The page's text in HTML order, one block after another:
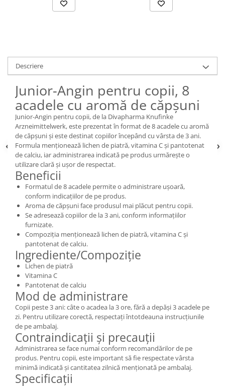
Descriere
Junior-Angin pentru copii, 8
acadele cu aromă de căpșuni
Junior-Angin pentru copii, de la Divapharma Knufinke
Arzneimittelwerk, este prezentat în format de 8 acadele cu aromă
de căpșuni și este destinat copiilor începând cu vârsta de 3 ani.
Formula menționează lichen de piatră, vitamina C și pantotenat
de calciu, iar administrarea indicată pe produs urmărește o
utilizare clară și ușor de respectat.
Beneficii
Formatul de 8 acadele permite o administrare ușoară,
conform indicațiilor de pe produs.
Aroma de căpșuni face produsul mai plăcut pentru copii.
Se adresează copiilor de la 3 ani, conform informațiilor
furnizate.
Compoziția menționează lichen de piatră, vitamina C și
pantotenat de calciu.
Ingrediente/Compoziție
Lichen de piatră
Vitamina C
Pantotenat de calciu
Mod de administrare
Copii peste 3 ani: câte o acadea la 3 ore, fără a depăși 3 acadele pe
zi. Pentru utilizare corectă, respectați întotdeauna instrucțiunile
de pe ambalaj.
Contraindicații și precauții
Administrarea se face numai conform recomandărilor de pe
produs. Pentru copii, este important să fie respectate vârsta
minimă indicată și cantitatea zilnică menționată pe ambalaj.
Specificații